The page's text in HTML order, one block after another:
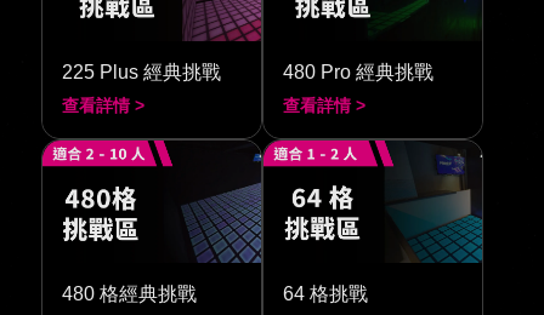
225 Plus 經典挑戰
查看詳情 >
480 Pro 經典挑戰
查看詳情 >
480 格經典挑戰 64 格挑戰